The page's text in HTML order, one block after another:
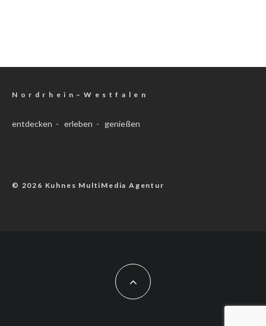
N o r d r h e i n – W e s t f a l e n
entdecken - erleben - genießen
© 2026 Kuhnes MultiMedia Agentur